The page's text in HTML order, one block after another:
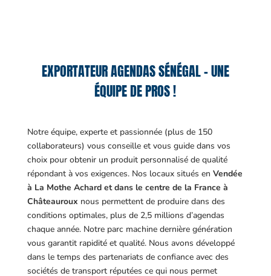
EXPORTATEUR AGENDAS SÉNÉGAL – UNE
ÉQUIPE DE PROS !
Notre équipe, experte et passionnée (plus de 150
collaborateurs) vous conseille et vous guide dans vos
choix pour obtenir un produit personnalisé de qualité
répondant à vos exigences. Nos locaux situés en Vendée
à La Mothe Achard et dans le centre de la France à
Châteauroux nous permettent de produire dans des
conditions optimales, plus de 2,5 millions d’agendas
chaque année. Notre parc machine dernière génération
vous garantit rapidité et qualité. Nous avons développé
dans le temps des partenariats de confiance avec des
sociétés de transport réputées ce qui nous permet